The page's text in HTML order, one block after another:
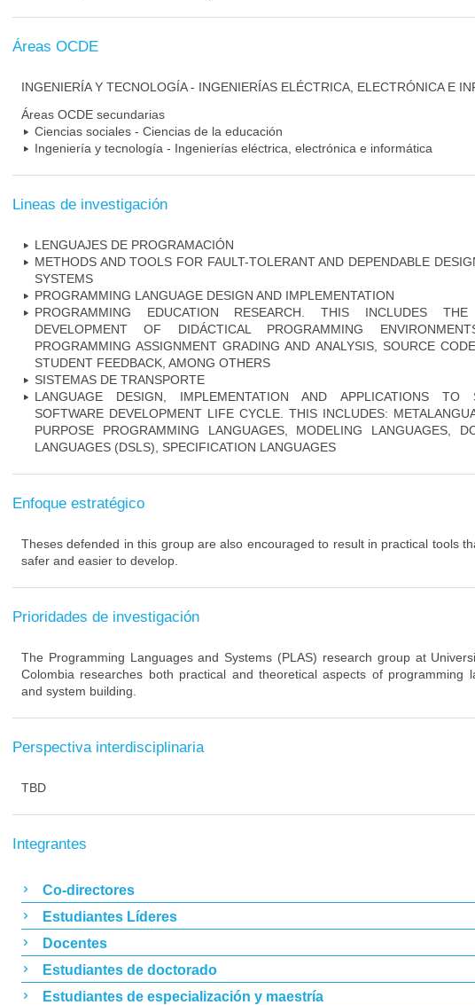
Áreas OCDE
INGENIERÍA Y TECNOLOGÍA - INGENIERÍAS ELÉCTRICA, ELECTRÓNICA E
Áreas OCDE secundarias
Ciencias sociales - Ciencias de la educación
Ingeniería y tecnología - Ingenierías eléctrica, electrónica e informática
Lineas de investigación
LENGUAJES DE PROGRAMACIÓN
METHODS AND TOOLS FOR FAULT-TOLERANT AND DEPENDABLE
SYSTEMS
PROGRAMMING LANGUAGE DESIGN AND IMPLEMENTATION
PROGRAMMING EDUCATION RESEARCH. THIS INCLUDES
DEVELOPMENT OF DIDÁCTICAL PROGRAMMING
PROGRAMMING ASSIGNMENT GRADING AND ANALYSIS, SOURCE
STUDENT FEEDBACK, AMONG OTHERS
SISTEMAS DE TRANSPORTE
LANGUAGE DESIGN, IMPLEMENTATION AND APPLICATIONS TO
SOFTWARE DEVELOPMENT LIFE CYCLE. THIS INCLUDES:
PURPOSE PROGRAMMING LANGUAGES, MODELING LANGUAGES,
LANGUAGES (DSLS), SPECIFICATION LANGUAGES
Enfoque estratégico
Theses defended in this group are also encouraged to result in practical tools
safer and easier to develop.
Prioridades de investigación
The Programming Languages and Systems (PLAS) research group at
Colombia researches both practical and theoretical aspects of programming
and system building.
Perspectiva interdisciplinaria
TBD
Integrantes
Co-directores
Estudiantes Líderes
Docentes
Estudiantes de doctorado
Estudiantes de especialización y maestría